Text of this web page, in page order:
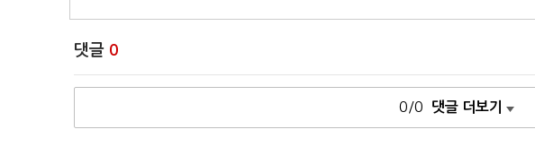
댓글 0
0/0 댓글 더보기